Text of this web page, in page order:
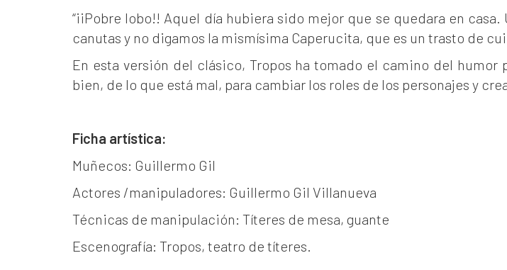
“¡¡Pobre lobo!! Aquel día hubiera sido mejor que se quedara en
canutas y no digamos la mismísima Caperucita, que es un trasto de
En esta versión del clásico, Tropos ha tomado el camino del
bien, de lo que está mal, para cambiar los roles de los personajes y
Ficha artística:
Muñecos: Guillermo Gil
Actores /manipuladores: Guillermo Gil Villanueva
Técnicas de manipulación: Títeres de mesa, guante
Escenografía: Tropos, teatro de títeres.